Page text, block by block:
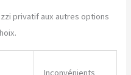
privatif aux autres options
Inconvénients